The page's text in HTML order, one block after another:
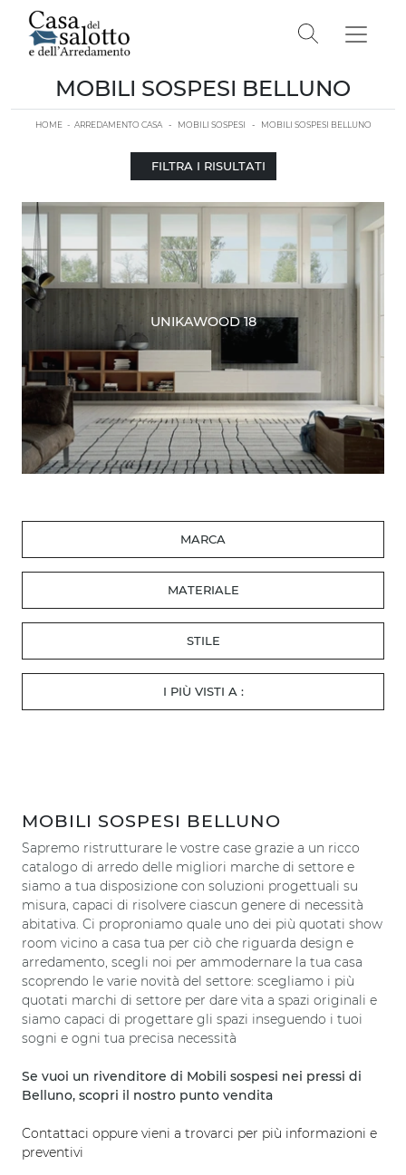
MOBILI SOSPESI BELLUNO
HOME - ARREDAMENTO CASA - MOBILI SOSPESI - MOBILI SOSPESI BELLUNO
FILTRA I RISULTATI
MARCA
MATERIALE
STILE
I PIÙ VISTI A :
UNIKAWOOD 18
MOBILI SOSPESI BELLUNO
Sapremo ristrutturare le vostre case grazie a un ricco
catalogo di arredo delle migliori marche di settore e
siamo a tua disposizione con soluzioni progettuali su
misura, capaci di risolvere ciascun genere di necessità
abitativa. Ci proproniamo quale uno dei più quotati show
room vicino a casa tua per ciò che riguarda design e
arredamento, scegli noi per ammodernare la tua casa
scoprendo le varie novità del settore: scegliamo i più
quotati marchi di settore per dare vita a spazi originali e
siamo capaci di progettare gli spazi inseguendo i tuoi
sogni e ogni tua precisa necessità
Se vuoi un rivenditore di Mobili sospesi nei pressi di
Belluno, scopri il nostro punto vendita
Contattaci oppure vieni a trovarci per più informazioni e
preventivi